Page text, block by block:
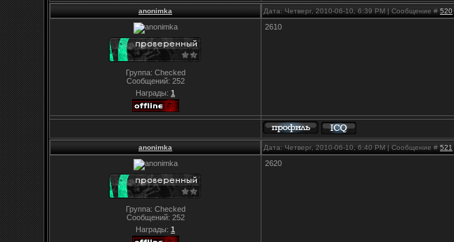
anonimka Дата: Четверг, 2010-06-10, 6:39 PM | Сообщение # 520
Группа: Checked
Сообщений: 252
Награды: 1
2610
anonimka Дата: Четверг, 2010-06-10, 6:40 PM | Сообщение # 521
Группа: Checked
Сообщений: 252
Награды: 1
2620